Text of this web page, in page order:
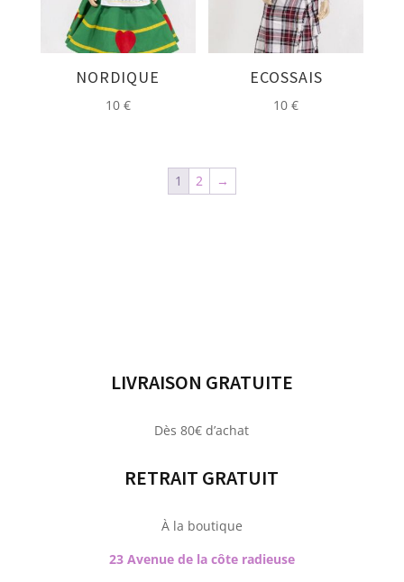
NORDIQUE
10 €
ECOSSAIS
10€
1 2 →
LIVRAISON GRATUITE
Dès 80€ d’achat
RETRAIT GRATUIT
À la boutique
23 Avenue de la côte radieuse